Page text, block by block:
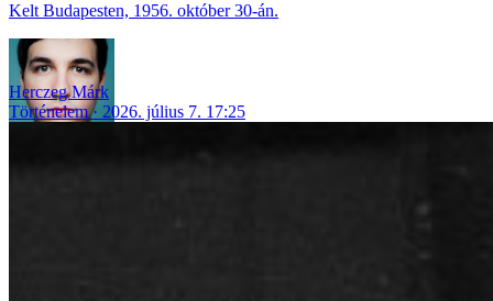
Kelt Budapesten, 1956. október 30-án.
Herczeg Márk
Történelem
2026. július 7. 17:25